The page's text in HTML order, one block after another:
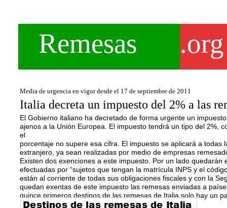
Media de urgencia en vigor desde el 17 de septiembre de 2011
Italia decreta un impuesto del 2% a las
El Gobierno italiano ha decretado de forma urgente un
ajenos a la Unión Europea. El impuesto tendrá un tipo del 2%,
el
porcentaje no supere esa cifra. El impuesto se aplicará a
extranjero, ya sean realizadas por medio de empresas
Existen dos exenciones a este impuesto. Por un lado
efectuadas por “sujetos que tengan la matrícula INPS y el
están al corriente de todas sus obligaciones fiscales y con la
quedan exentas de este impuesto las remesas enviadas a
quince primeros destinos de las remesas de Italia solo hay un
Remesas .org